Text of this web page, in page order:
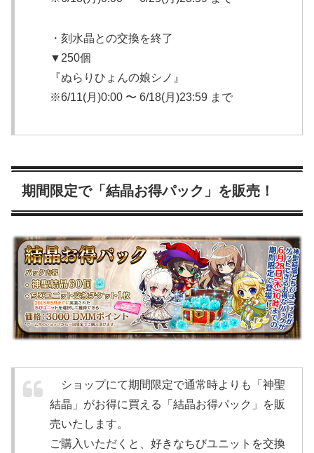
・刻水晶との交換を終了
▼250個
『ぬらりひょんの娘シノ』
※6/11(月)0:00 〜 6/18(月)23:59 まで
期間限定で「結晶お得パック」を販売！
ショップにて期間限定で通常時よりも「神聖
結晶」がお得に買える「結晶お得パック」を販
売いたします。
ご購入いただくと、好きなちびユニットを交換